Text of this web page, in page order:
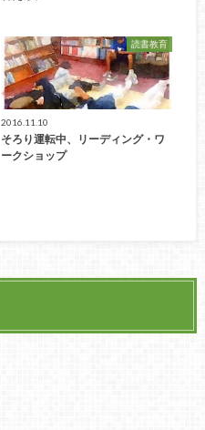
読書教育
2016.11.10
そろり運転中、リーディング・ワ
ークショップ